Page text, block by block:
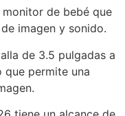
monitor de bebé que
imagen y sonido.
de 3.5 pulgadas a
permite una